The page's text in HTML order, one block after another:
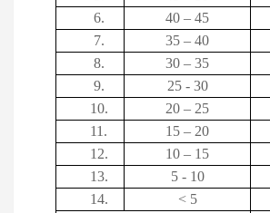
6.
40 – 45
7.
35 – 40
8.
30 – 35
9.
25 - 30
10.
20 – 25
11.
15 – 20
12.
10 – 15
13.
5 - 10
14.
< 5